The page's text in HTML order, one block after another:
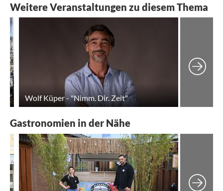
Weitere Veranstaltungen zu diesem Thema
Wolf Küper - "Nimm. Dir. Zeit"
Gastronomien in der Nähe